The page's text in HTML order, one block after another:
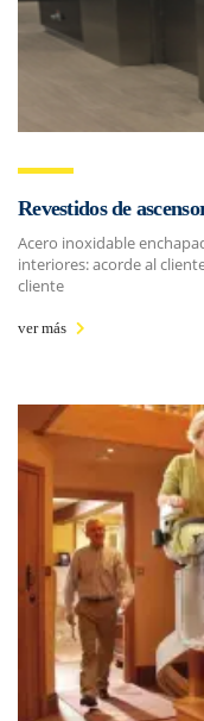
Revestidos de
Acero inoxidable
interiores: acorde al
cliente
ver más